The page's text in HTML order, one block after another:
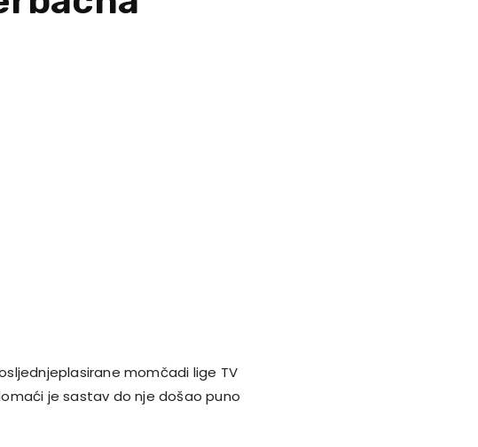
momčadi lige TV
je sastav do nje došao puno